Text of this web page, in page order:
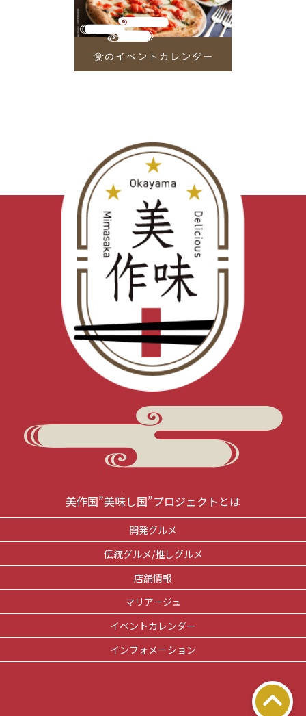
美作国”美味し国”プロジェクトとは
開発グルメ
伝統グルメ/推しグルメ
店舗情報
マリアージュ
イベントカレンダー
インフォメーション